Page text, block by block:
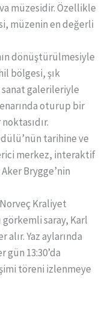
müzesidir. Özellikle
müzenin en değerli
dönüştürülmesiyle
bölgesi, şık
sanat galerileriyle
oturup bir
tarihine ve
merkez, interaktif
Brygge’nin
Norveç Kraliyet
saray, Karl
Yaz aylarında
13:30’da
töreni izlenmeye